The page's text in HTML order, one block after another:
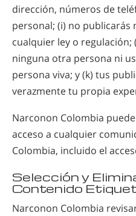
dirección, números de
personal; (i) no
cualquier ley o regulación;
ninguna otra persona ni
persona viva; y (k) tus
verazmente tu propia
Narconon Colombia
acceso a cualquier
Colombia, incluido el
Selección y
Contenido
Narconon Colombia